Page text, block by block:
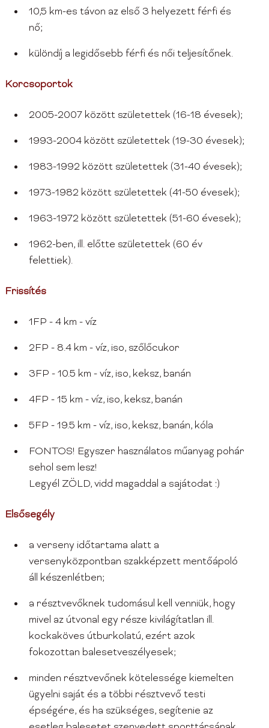
10,5 km-es távon az első 3 helyezett férfi és
nő;
különdíj a legidősebb férfi és női teljesítőnek.
Korcsoportok
2005-2007 között születettek (16-18 évesek);
1993-2004 között születettek (19-30 évesek);
1983-1992 között születettek (31-40 évesek);
1973-1982 között születettek (41-50 évesek);
1963-1972 között születettek (51-60 évesek);
1962-ben, ill. előtte születettek (60 év
felettiek).
Frissítés
1FP - 4 km - víz
2FP - 8.4 km - víz, iso, szőlőcukor
3FP - 10.5 km - víz, iso, keksz, banán
4FP - 15 km - víz, iso, keksz, banán
5FP - 19.5 km - víz, iso, keksz, banán, kóla
FONTOS! Egyszer használatos műanyag pohár
sehol sem lesz!
Legyél ZÖLD, vidd magaddal a sajátodat :)
Elsősegély
a verseny időtartama alatt a
versenyközpontban szakképzett mentőápoló
áll készenlétben;
a résztvevőknek tudomásul kell venniük, hogy
mivel az útvonal egy része kivilágítatlan ill.
kockaköves útburkolatú, ezért azok
fokozottan balesetveszélyesek;
minden résztvevőnek kötelessége kiemelten
ügyelni saját és a többi résztvevő testi
épségére, és ha szükséges, segítenie az